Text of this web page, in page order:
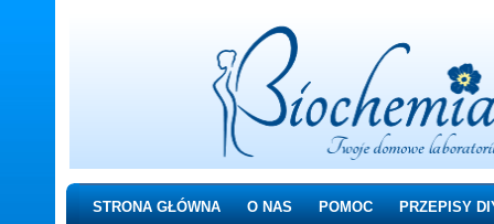
STRONA GŁÓWNA O NAS POMOC PRZEPISY